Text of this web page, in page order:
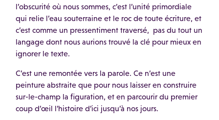
l’obscurité où nous sommes, c’est l’unité primordiale
qui relie l’eau souterraine et le roc de toute écriture, et
c’est comme un pressentiment traversé, pas du tout un
langage dont nous aurions trouvé la clé pour mieux en
ignorer le texte.
C’est une remontée vers la parole. Ce n’est une
peinture abstraite que pour nous laisser en construire
sur-le-champ la figuration, et en parcourir du premier
coup d’œil l’histoire d’ici jusqu’à nos jours.